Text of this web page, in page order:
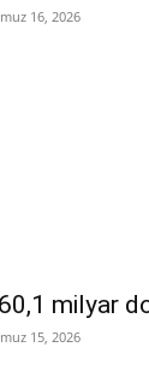
16, 2026
milyar
15, 2026